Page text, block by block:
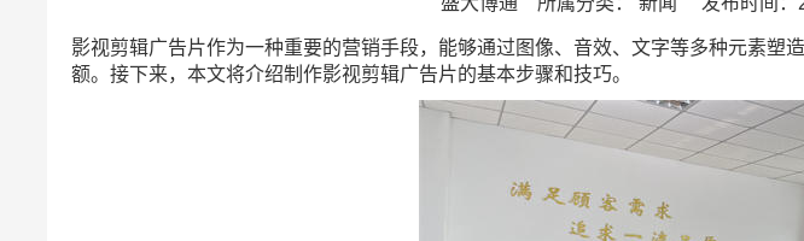
影视剪辑广告片作为一种重要的营销手段，能够通过图像、音效、文字等多种元素
额。接下来，本文将介绍制作影视剪辑广告片的基本步骤和技巧。